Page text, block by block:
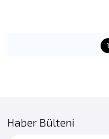
1
Haber Bülteni